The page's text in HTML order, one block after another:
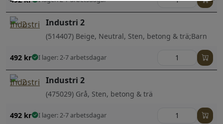
Industri 2
(514407) Beige, Neutral, Sten, betong & trä;Barn
492 kr I lager: 2-7 arbetsdagar
Industri 2
(475029) Grå, Sten, betong & trä
492 kr I lager: 2-7 arbetsdagar